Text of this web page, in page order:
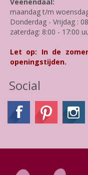
Veenendaal:
maandag t/m
Donderdag - Vrijdag :
zaterdag: 8:00 - 17:00
Let op: In de
openingstijden.
Social